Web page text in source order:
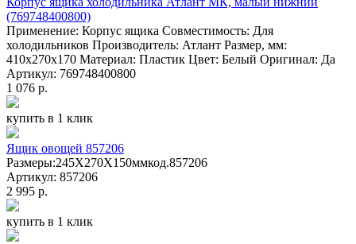
(769748400800)
Применение: Корпус ящика Совместимость: Для
холодильников Производитель: Атлант Размер, мм:
410х270х170 Материал: Пластик Цвет: Белый Оригинал: Да
Артикул: 769748400800
1 076 р.
купить в 1 клик
Ящик овощей 857206
Размеры:245X270X150ммкод.857206
Артикул: 857206
2 995 р.
купить в 1 клик